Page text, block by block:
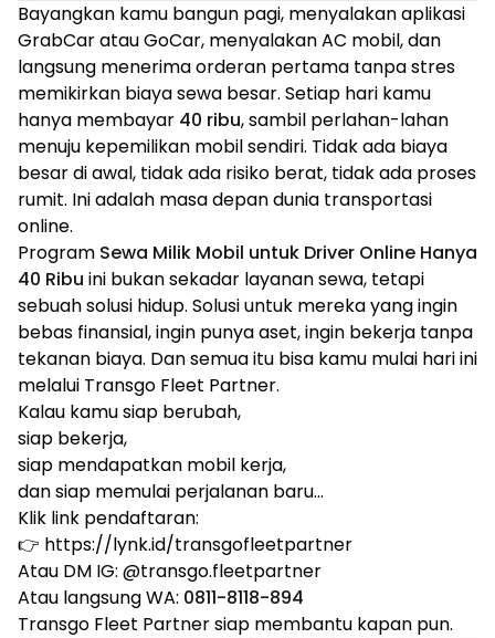
Bayangkan kamu bangun pagi, menyalakan aplikasi
GrabCar atau GoCar, menyalakan AC mobil, dan
langsung menerima orderan pertama tanpa stres
memikirkan biaya sewa besar. Setiap hari kamu
hanya membayar 40 ribu, sambil perlahan-lahan
menuju kepemilikan mobil sendiri. Tidak ada biaya
besar di awal, tidak ada risiko berat, tidak ada proses
rumit. Ini adalah masa depan dunia transportasi
online.
Program Sewa Milik Mobil untuk Driver Online Hanya
40 Ribu ini bukan sekadar layanan sewa, tetapi
sebuah solusi hidup. Solusi untuk mereka yang ingin
bebas finansial, ingin punya aset, ingin bekerja tanpa
tekanan biaya. Dan semua itu bisa kamu mulai hari ini
melalui Transgo Fleet Partner.
Kalau kamu siap berubah,
siap bekerja,
siap mendapatkan mobil kerja,
dan siap memulai perjalanan baru…
Klik link pendaftaran:
👉 https://lynk.id/transgofleetpartner
Atau DM IG: @transgo.fleetpartner
Atau langsung WA: 0811-8118-894
Transgo Fleet Partner siap membantu kapan pun.